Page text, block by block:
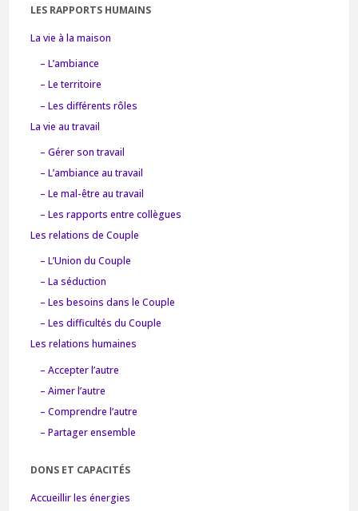
LES RAPPORTS HUMAINS
La vie à la maison
– L’ambiance
– Le territoire
– Les différents rôles
La vie au travail
– Gérer son travail
– L’ambiance au travail
– Le mal-être au travail
– Les rapports entre collègues
Les relations de Couple
– L’Union du Couple
– La séduction
– Les besoins dans le Couple
– Les difficultés du Couple
Les relations humaines
– Accepter l’autre
– Aimer l’autre
– Comprendre l’autre
– Partager ensemble
DONS ET CAPACITÉS
Accueillir les énergies